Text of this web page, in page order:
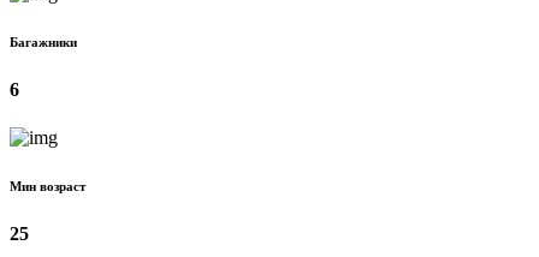
Багажники
6
Мин возраст
25